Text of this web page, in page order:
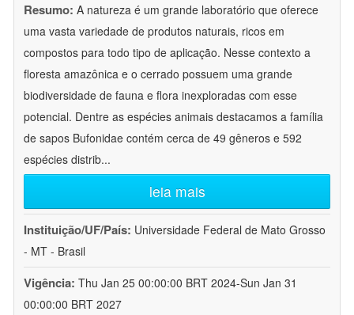
Resumo: A natureza é um grande laboratório que oferece
uma vasta variedade de produtos naturais, ricos em
compostos para todo tipo de aplicação. Nesse contexto a
floresta amazônica e o cerrado possuem uma grande
biodiversidade de fauna e flora inexploradas com esse
potencial. Dentre as espécies animais destacamos a família
de sapos Bufonidae contém cerca de 49 gêneros e 592
espécies distrib...
leia mais
Instituição/UF/País: Universidade Federal de Mato Grosso
- MT - Brasil
Vigência: Thu Jan 25 00:00:00 BRT 2024-Sun Jan 31
00:00:00 BRT 2027